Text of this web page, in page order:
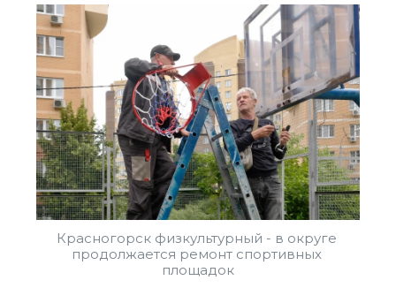
Красногорск физкультурный - в округе
продолжается ремонт спортивных
площадок